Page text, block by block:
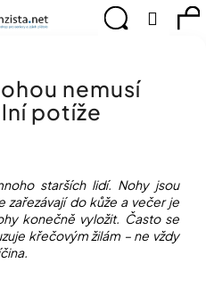
Hledat
nemusí
potíže
starších lidí. Nohy jsou
zařezávají do kůže a večer je
konečně vyložit. Často se
křečovým žilám – ne vždy